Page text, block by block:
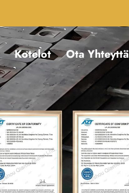
Kotelot Ota Yhteyttä